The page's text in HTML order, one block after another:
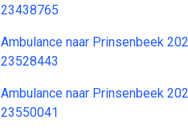
23438765
Ambulance naar Prinsenbeek
23528443
Ambulance naar Prinsenbeek
23550041